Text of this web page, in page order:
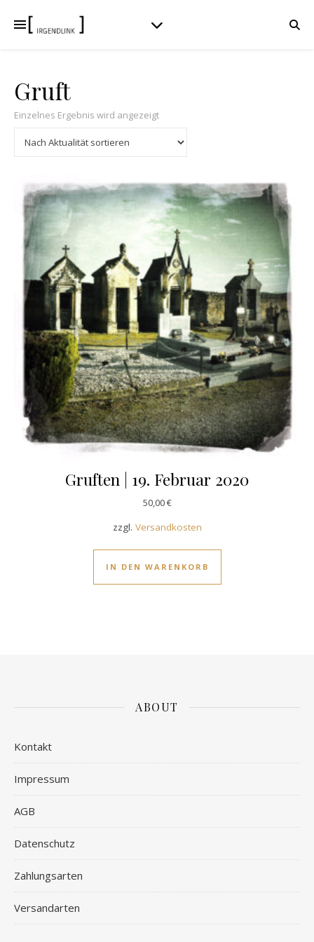
Gruft
Einzelnes Ergebnis wird angezeigt
Gruften | 19. Februar 2020
50,00€
zzgl. Versandkosten
IN DEN WARENKORB
ABOUT
Kontakt
Impressum
AGB
Datenschutz
Zahlungsarten
Versandarten